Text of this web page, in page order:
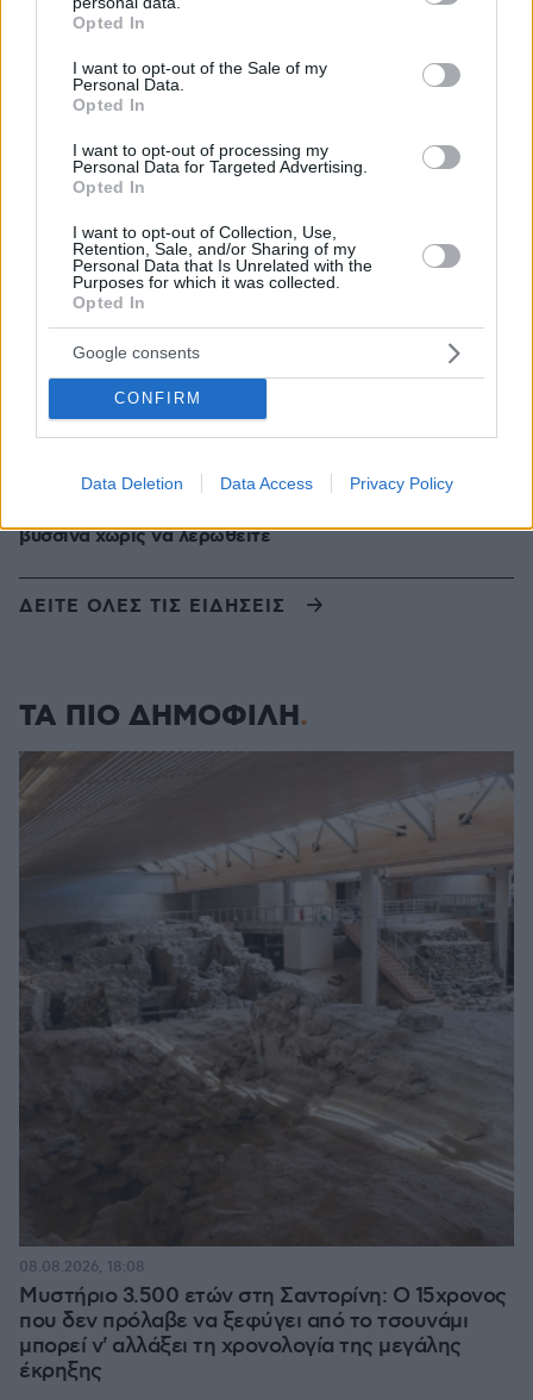
grant or deny consent to Google and its third-party tags to
use your data for below specified purposes in below Google
consent section.
Opted In
I want to opt-out of the Sale of my
Personal Data.
Opted In
I want to opt-out of processing my
Personal Data for Targeted Advertising.
Opted In
I want to opt-out of Collection, Use,
Retention, Sale, and/or Sharing of my
Personal Data that Is Unrelated with the
Purposes for which it was collected.
Opted In
Google consents
CONFIRM
Data Deletion Data Access Privacy Policy
Φιλική ήττα για την Χαλ στο ντεμπούτο του Τζολάκη, 2-
0 από την Άϊντραχτ
πριν 19 λεπτά
All’Antico Vinaio: Ουρές έξω από ένα από τα καλύτερα
στέκια για σάντουιτς στον κόσμο
Τραγωδία στην Πάρο: Πνίγηκε 4χρονος σε πισίνα beach
Ο 16χρονος ναυαγοσώστης που έσωσε το μικρό αγόρι
στην Καλιφόρνια συνάντησε τους ηθοποιούς του «νέου»
Baywatch, δείτε βίντεο
πριν 26 λεπτά
Milky Nails: Το μανικιούρ που συνεχίζει να είναι η νο1
πριν 29 λεπτά
βύσσινα χωρίς να λερωθείτε
πριν 29 λεπτά
ΔΕΙΤΕ ΟΛΕΣ ΤΙΣ ΕΙΔΗΣΕΙΣ
ΤΑ ΠΙΟ ΔΗΜΟΦΙΛΗ
Μυστήριο 3.500 ετών στη Σαντορίνη: Ο 15χρονος
που δεν πρόλαβε να ξεφύγει από το τσουνάμι
μπορεί ν' αλλάξει τη χρονολογία της μεγάλης
έκρηξης
08.08.2026, 18:08